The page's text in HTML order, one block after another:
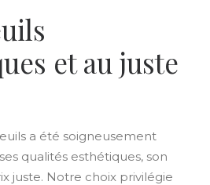
et au juste
a été soigneusement
qualités esthétiques, son
juste. Notre choix privilégie